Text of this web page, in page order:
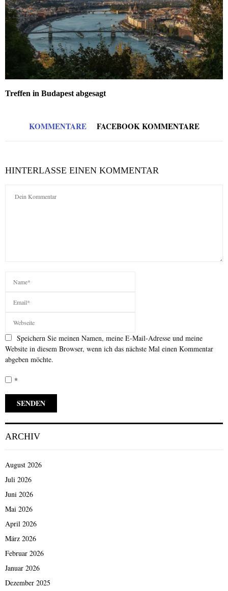
Treffen in Budapest abgesagt
KOMMENTARE FACEBOOK KOMMENTARE
HINTERLASSE EINEN KOMMENTAR
Speichern Sie meinen Namen, meine E-Mail-Adresse und meine
Website in diesem Browser, wenn ich das nächste Mal einen Kommentar
abgeben möchte.
*
ARCHIV
August 2026
Juli 2026
Juni 2026
Mai 2026
April 2026
März 2026
Februar 2026
Januar 2026
Dezember 2025